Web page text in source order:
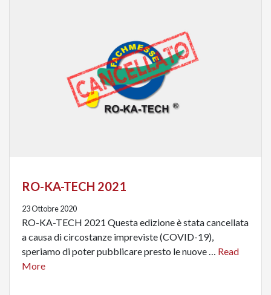
RO-KA-TECH 2021
23 Ottobre 2020
RO-KA-TECH 2021 Questa edizione è stata cancellata
a causa di circostanze impreviste (COVID-19),
speriamo di poter pubblicare presto le nuove … Read
More